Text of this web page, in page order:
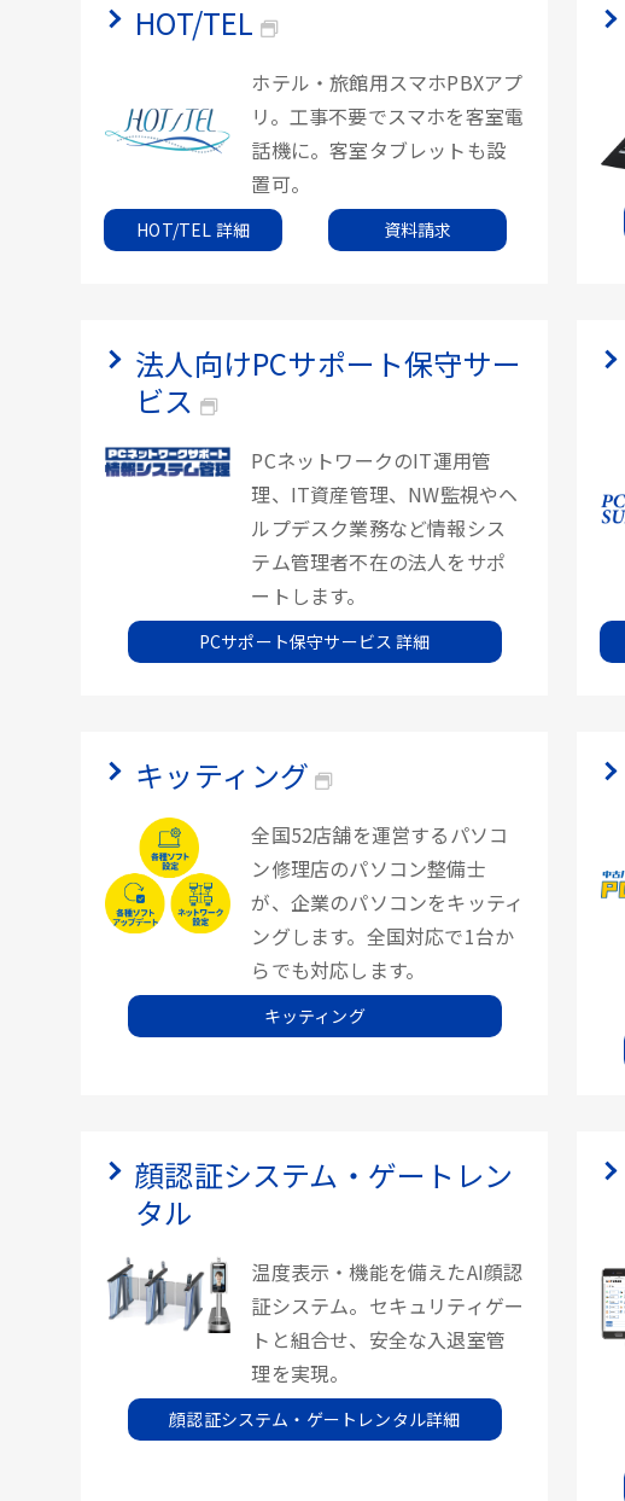
HOT/TEL
ホテル・旅館用スマホPBXアプ
リ。工事不要でスマホを客室電
話機に。客室タブレットも設
置可。
HOT/TEL 詳細 資料請求
法人向けPCサポート保守サー
ビス
PCネットワークのIT運用管
理、IT資産管理、NW監視やヘ
ルプデスク業務など情報シス
テム管理者不在の法人をサポ
ートします。
PCサポート保守サービス 詳細
キッティング
全国52店舗を運営するパソコ
ン修理店のパソコン整備士
が、企業のパソコンをキッティ
ングします。全国対応で1台か
らでも対応します。
キッティング
顔認証システム・ゲートレン
タル
温度表示・機能を備えたAI顔認
証システム。セキュリティゲー
トと組合せ、安全な入退室管
理を実現。
顔認証システム・ゲートレンタル詳細